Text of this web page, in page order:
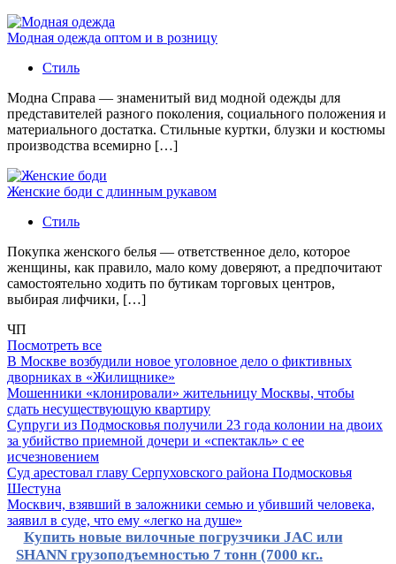
Модная одежда оптом и в розницу
Стиль
Модна Справа — знаменитый вид модной одежды для
представителей разного поколения, социального положения и
материального достатка. Стильные куртки, блузки и костюмы
производства всемирно […]
Женские боди с длинным рукавом
Стиль
Покупка женского белья — ответственное дело, которое
женщины, как правило, мало кому доверяют, а предпочитают
самостоятельно ходить по бутикам торговых центров,
выбирая лифчики, […]
ЧП
Посмотреть все
В Москве возбудили новое уголовное дело о фиктивных
дворниках в «Жилищнике»
Мошенники «клонировали» жительницу Москвы, чтобы
сдать несуществующую квартиру
Супруги из Подмосковья получили 23 года колонии на двоих
за убийство приемной дочери и «спектакль» с ее
исчезновением
Суд арестовал главу Серпуховского района Подмосковья
Шестуна
Москвич, взявший в заложники семью и убивший человека,
заявил в суде, что ему «легко на душе»
Купить новые вилочные погрузчики JAC или
SHANN грузоподъемностью 7 тонн (7000 кг..